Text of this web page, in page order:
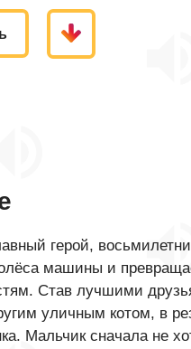
герой,
машины и
Став лучшими
уличным котом, в
Мальчик сначала не